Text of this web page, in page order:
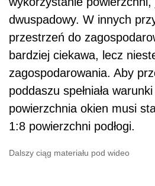
dwuspadowy. W innych
przestrzeń do
bardziej ciekawa, lecz
zagospodarowania. Aby
poddaszu spełniała
powierzchnia okien musi
1:8 powierzchni podłogi.
Dalszy ciąg materiału pod wideo